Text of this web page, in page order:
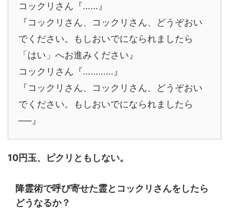
コックリさん『……』
『コックリさん、コックリさん、どうぞおい
でください。もしおいでになられましたら
「はい」へお進みください』
コックリさん『…………』
『コックリさん、コックリさん、どうぞおい
でください。もしおいでになられましたら
──』
10円玉、ピクリともしない。
降霊術で呼び寄せた霊とコックリさんをしたら
どうなるか？